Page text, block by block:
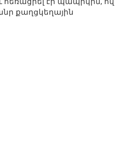
քաղցկեղային